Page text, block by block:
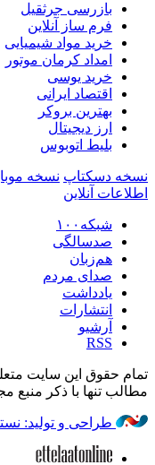
بازرسی جرثقیل
فرم ساز آنلاین
خرید مواد شیمیایی
امداد کرمان موتور
خرید یوسی
اقتصاد ایرانی
بهترین بروکر
ارز دیجیتال
بلیط اتوبوس
نسخه دسکتاپ نسخه
اطلاعات آنلاین
شبکه۱۰۰
صدسالگی
هم‌زبان
صدای مردم
یادداشت
انتشارات
آرشیو
RSS
تمام حقوق این سایت
مطالب تنها با ذکر منبع
طراحی و تولید: